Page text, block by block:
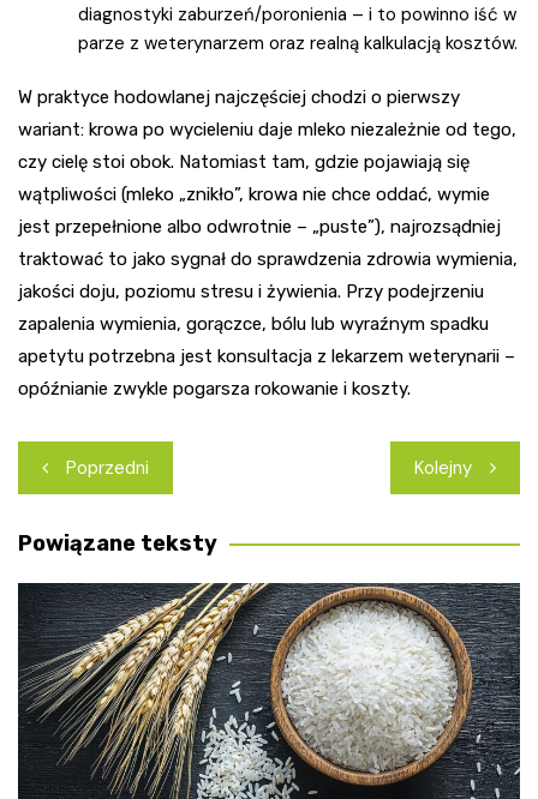
diagnostyki zaburzeń/poronienia – i to powinno iść w
parze z weterynarzem oraz realną kalkulacją kosztów.
W praktyce hodowlanej najczęściej chodzi o pierwszy
wariant: krowa po wycieleniu daje mleko niezależnie od tego,
czy cielę stoi obok. Natomiast tam, gdzie pojawiają się
wątpliwości (mleko „znikło”, krowa nie chce oddać, wymie
jest przepełnione albo odwrotnie – „puste”), najrozsądniej
traktować to jako sygnał do sprawdzenia zdrowia wymienia,
jakości doju, poziomu stresu i żywienia. Przy podejrzeniu
zapalenia wymienia, gorączce, bólu lub wyraźnym spadku
apetytu potrzebna jest konsultacja z lekarzem weterynarii –
opóźnianie zwykle pogarsza rokowanie i koszty.
Nawigacja
wpisu
Poprzedni Kolejny
Powiązane teksty